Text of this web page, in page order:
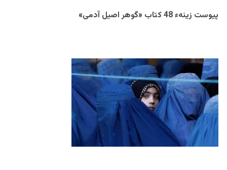
پیوست زینهء 48 کتاب «گوهر اصیل آدمی»